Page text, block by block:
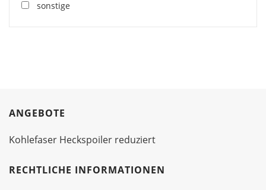
sonstige
ANGEBOTE
Kohlefaser Heckspoiler reduziert
RECHTLICHE INFORMATIONEN